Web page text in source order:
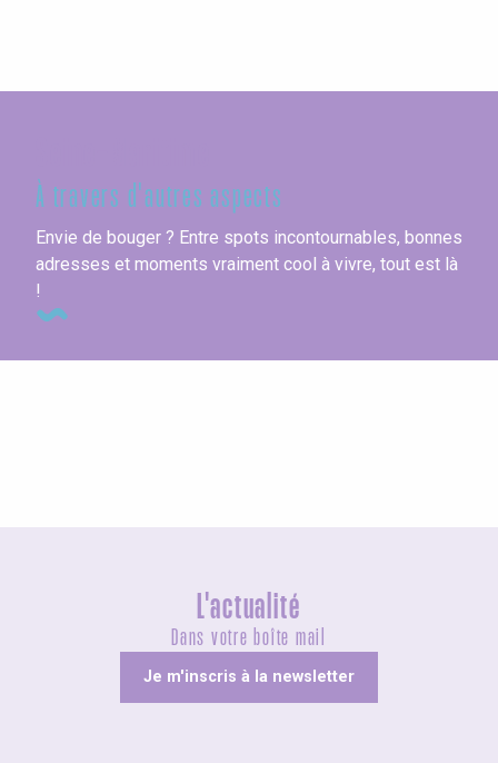
À travers d'autres aspects
Envie de bouger ? Entre spots incontournables, bonnes
adresses et moments vraiment cool à vivre, tout est là
!
L'actualité
Dans votre boîte mail
Je m'inscris à la newsletter